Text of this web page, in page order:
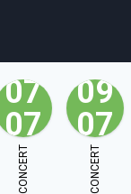
shop
07
07
CONCERT
09
07
CONCERT